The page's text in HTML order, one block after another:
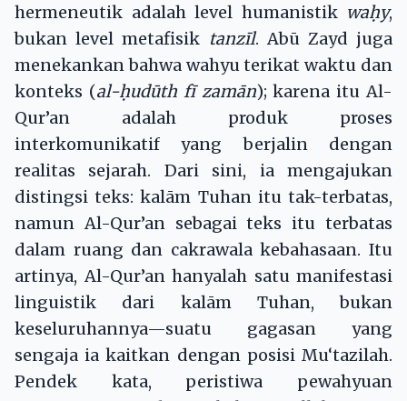
hermeneutik adalah level humanistik waḥy,
bukan level metafisik tanzīl. Abū Zayd juga
menekankan bahwa wahyu terikat waktu dan
konteks (al-ḥudūth fī zamān); karena itu Al-
Qur’an adalah produk proses
interkomunikatif yang berjalin dengan
realitas sejarah. Dari sini, ia mengajukan
distingsi teks: kalām Tuhan itu tak-terbatas,
namun Al-Qur’an sebagai teks itu terbatas
dalam ruang dan cakrawala kebahasaan. Itu
artinya, Al-Qur’an hanyalah satu manifestasi
linguistik dari kalām Tuhan, bukan
keseluruhannya—suatu gagasan yang
sengaja ia kaitkan dengan posisi Mu‘tazilah.
Pendek kata, peristiwa pewahyuan